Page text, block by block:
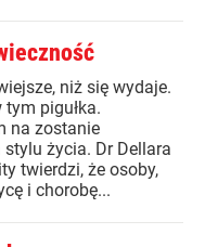
niż się wydaje.
pigułka.
na zostanie
życia. Dr Dellara
twierdzi, że osoby,
i chorobę...